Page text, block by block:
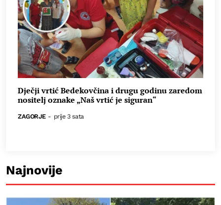
Dječji vrtić Bedekovčina i drugu godinu zaredom
nositelj oznake „Naš vrtić je siguran“
ZAGORJE - prije 3 sata
Najnovije